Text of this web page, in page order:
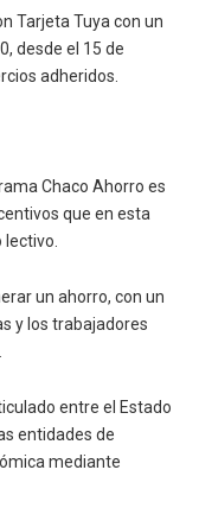
Tarjeta Tuya con un
desde el 15 de
adheridos.
Chaco Ahorro es
que en esta
un ahorro, con un
y los trabajadores
entre el Estado
entidades de
mediante